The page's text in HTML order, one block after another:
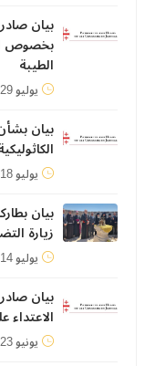
بيان
بخصوص
الطيبة
يوليو 29, 2025
بيان
يوليو 18, 2025
بيان
زيارة
يوليو 14, 2025
بيان
يونيو 23, 2025